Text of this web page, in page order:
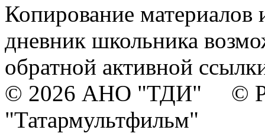
Копирование материалов
дневник школьника
обратной активной
© 2026 АНО "ТДИ" ©
"Татармультфильм"